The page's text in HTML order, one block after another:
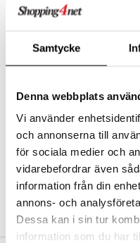
Samtycke
Denna webbplats
Vi använder
och annonserna till
för sociala medier och
vidarebefordrar även
information från din
annons- och
Dessa kan i sin tur
information som du har
Skap ny kunde
Bra kampanjer
Ordrestatus & historikk
Abonnemang
Overvåke produkter
Analysere produkter
Ønskelister